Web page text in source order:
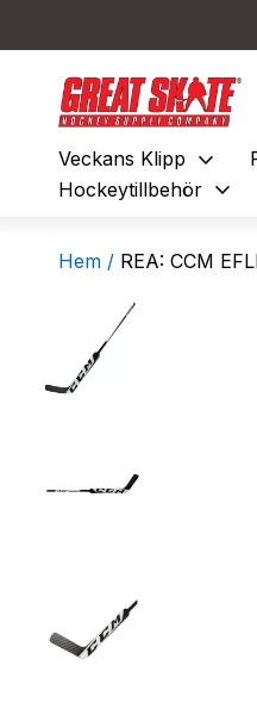
Veckans Klipp expand_more
Hockeytillbehör expand_more
Hem / REA: CCM